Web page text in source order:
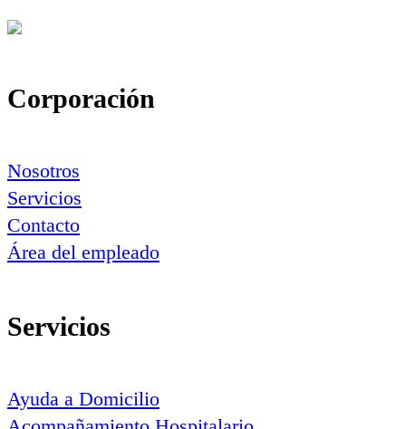
Corporación
Nosotros
Servicios
Contacto
Área del empleado
Servicios
Ayuda a Domicilio